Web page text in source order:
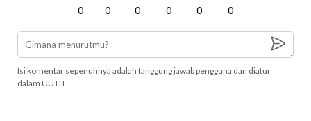
0 0 0 0 0 0
Isi komentar sepenuhnya adalah tanggung jawab pengguna dan diatur
dalam UU ITE